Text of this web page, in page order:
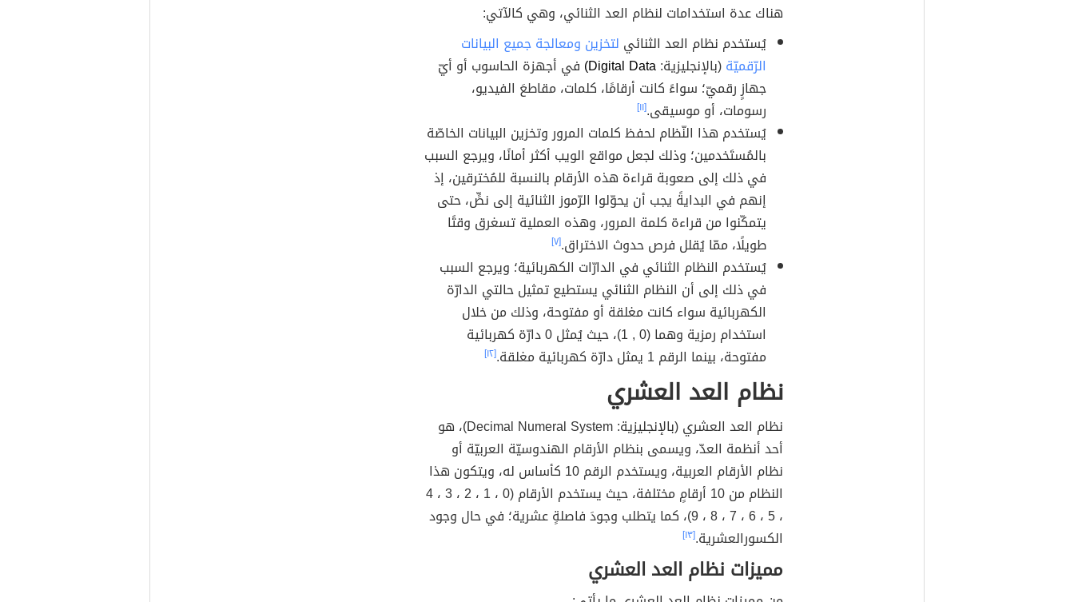
هناك عدة استخدامات لنظام العد الثنائي، وهي كالآتي:
يُستخدم نظام العد الثنائي لتخزين ومعالجة جميع البيانات
الرّقميّة(بالإنجليزية:Digital Data) في أجهزة الحاسوب أو أيّ
جهازٍ رقميّ؛ سواءً كانت أرقامًا، كلمات، مقاطعَ الفيديو،
رسومات، أو موسيقى.[١١]
يُستخدم هذا النّظام لحفظ كلمات المرور وتخزين البيانات الخاصّة
بالمُستَخدمين؛ وذلك لجعل مواقع الويب أكثر أمانًا، ويرجع السبب
في ذلك إلى صعوبة قراءة هذه الأرقام بالنسبة للمُخترقين، إذ
إنهم في البدايةً يجب أن يحوّلوا الرّموز الثنائية إلى نصٍّ، حتى
يتمكّنوا من قراءة كلمة المرور، وهذه العملية تسغرق وقتًا
طويلًا، ممّا يُقلل فرص حدوث الاختراق.[٧]
يُستخدم النظام الثنائي في الدارّات الكهربائية؛ ويرجع السبب
في ذلك إلى أن النظام الثنائي يستطيع تمثيل حالتي الدارّة
الكهربائية سواء كانت مغلقة أو مفتوحة، وذلك من خلال
استخدام رمزية وهما (0 , 1)، حيث يُمثل 0 دارّة كهربائية
مفتوحة، بينما الرقم 1 يمثل دارّة كهربائية مغلقة.
[١٢]
نظام العد العشري
نظام العد العشري(بالإنجليزية: Decimal Numeral System)، هو
أحد أنظمة العدّ، ويسمى بنظام الأرقام الهندوسيّة العربيّة أو
نظام الأرقام العربية، و
يستخدم الرقم 10 كأساس له، ويتكون هذا
النظام من 10 أرقامٍ مختلفة، حيث يستخدم الأرقام (0 ، 1 ، 2 ، 3 ، 4
، 5 ، 6 ، 7 ، 8 ، 9)، كما يتطلب وجودَ فاصلةٍ عشرية؛ في حال وجود
الكسورالعشرية.[١٣]
مميزات نظام العد العشري